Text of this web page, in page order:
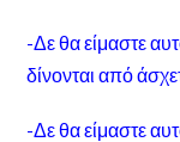
-Δε θα είμαστε
δίνονται από
-Δε θα είμαστε